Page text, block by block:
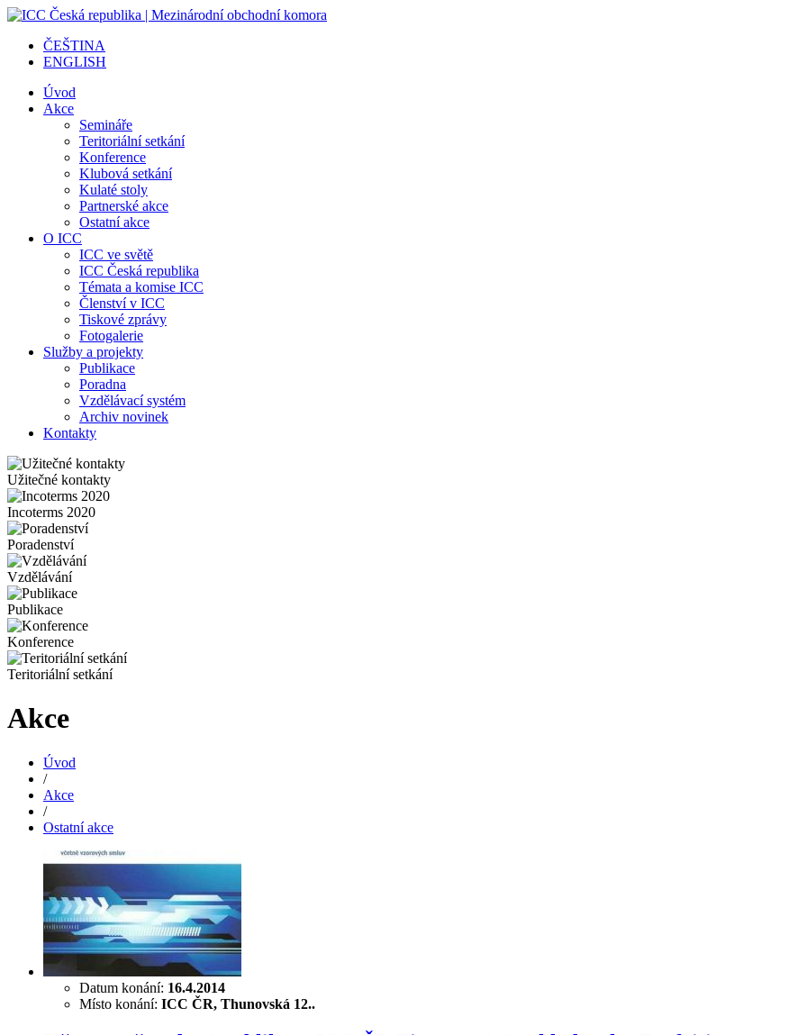
ČEŠTINA
ENGLISH
Úvod
Akce
Semináře
Teritoriální setkání
Konference
Klubová setkání
Kulaté stoly
Partnerské akce
Ostatní akce
O ICC
ICC ve světě
ICC Česká republika
Témata a komise ICC
Členství v ICC
Tiskové zprávy
Fotogalerie
Služby a projekty
Publikace
Poradna
Vzdělávací systém
Archiv novinek
Kontakty
Užitečné kontakty
Incoterms 2020
Poradenství
Vzdělávání
Publikace
Konference
Teritoriální setkání
Akce
Úvod
/
Akce
/
Ostatní akce
Datum konání: 16.4.2014
Místo konání: ICC ČR, Thunovská 12..